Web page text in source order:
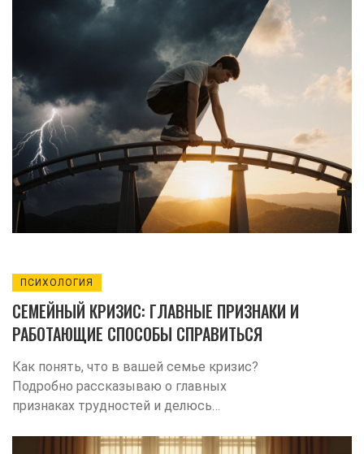
ПСИХОЛОГИЯ
СЕМЕЙНЫЙ КРИЗИС: ГЛАВНЫЕ ПРИЗНАКИ И
РАБОТАЮЩИЕ СПОСОБЫ СПРАВИТЬСЯ
Как понять, что в вашей семье кризис?
Подробно рассказываю о главных
признаках трудностей и делюсь
ситуации вдвоём.